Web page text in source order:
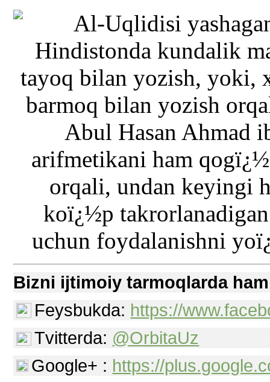
Bizni ijtimoiy tarmoqlarda
Feysbukda: https://
Tvitterda: @OrbitaUz
Google+ : https://